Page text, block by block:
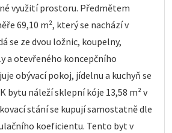
využití prostoru. Předmětem
69,10 m², který se nachází v
se ze dvou ložnic, koupelny,
a otevřeného koncepčního
obývací pokoj, jídelnu a kuchyň se
bytu náleží sklepní kóje 13,58 m² v
stání se kupují samostatně dle
koeficientu. Tento byt v